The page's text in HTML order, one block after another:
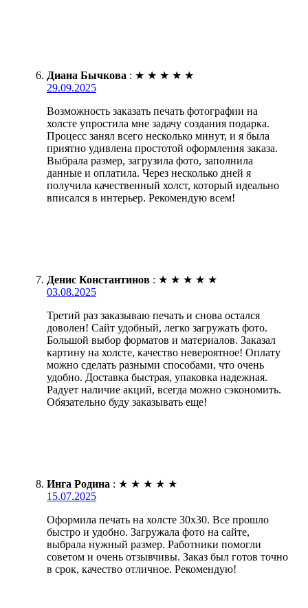
Диана Бычкова : ★ ★ ★ ★ ★
29.09.2025
Возможность заказать печать фотографии на
холсте упростила мне задачу создания подарка.
Процесс занял всего несколько минут, и я была
приятно удивлена простотой оформления заказа.
Выбрала размер, загрузила фото, заполнила
данные и оплатила. Через несколько дней я
получила качественный холст, который идеально
вписался в интерьер. Рекомендую всем!
Денис Константинов : ★ ★ ★ ★ ★
03.08.2025
Третий раз заказываю печать и снова остался
доволен! Сайт удобный, легко загружать фото.
Большой выбор форматов и материалов. Заказал
картину на холсте, качество невероятное! Оплату
можно сделать разными способами, что очень
удобно. Доставка быстрая, упаковка надежная.
Радует наличие акций, всегда можно сэкономить.
Обязательно буду заказывать еще!
Инга Родина : ★ ★ ★ ★ ★
15.07.2025
Оформила печать на холсте 30х30. Все прошло
быстро и удобно. Загружала фото на сайте,
выбрала нужный размер. Работники помогли
советом и очень отзывчивы. Заказ был готов точно
в срок, качество отличное. Рекомендую!